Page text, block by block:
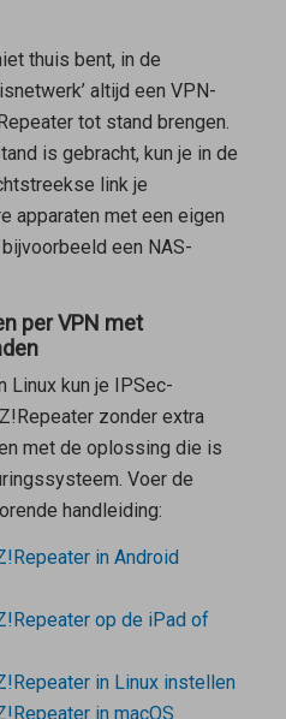
thuis bent, in de
altijd een VPN-
tot stand brengen.
is gebracht, kun je in de
link je
apparaten met een eigen
een NAS-
per VPN met
Linux kun je IPSec-
zonder extra
met de oplossing die is
Voer de
handleiding:
in Android
op de iPad of
in Linux instellen
in macOS